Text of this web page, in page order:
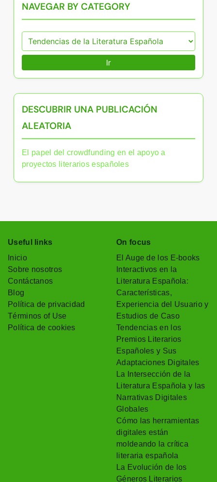
NAVEGAR BY CATEGORY
Ir
DESCUBRIR UNA PUBLICACIÓN
ALEATORIA
El papel del crowdfunding en el apoyo a
proyectos literarios españoles
Useful links
Inicio
Sobre nosotros
Contáctanos
Blog
Política de privacidad
Términos of Use
Política de cookies
On focus
El Auge de los E-books
Interactivos en la
Literatura Española:
Características,
Experiencia del Usuario y
Estudios de Caso
Tendencias en los
Premios Literarios
Españoles y Sus
Adaptaciones Digitales
La Intersección de la
Literatura Española y las
Narrativas Digitales
Globales
Cómo las herramientas
digitales están
moldeando la crítica
literaria española
La Evolución de los
Géneros Literarios